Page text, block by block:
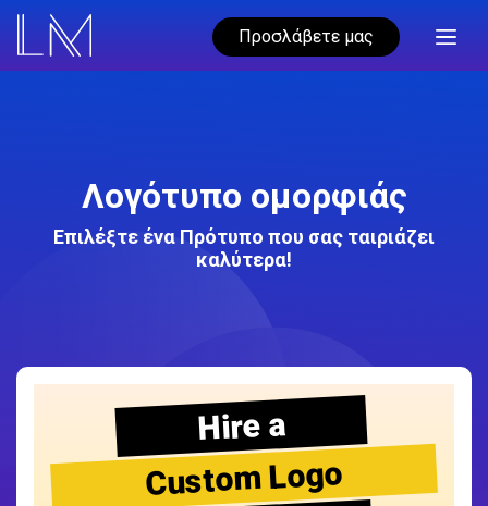
Προσλάβετε μας
Λογότυπο ομορφιάς
Επιλέξτε ένα Πρότυπο που σας ταιριάζει
καλύτερα!
Hire a
Custom Logo